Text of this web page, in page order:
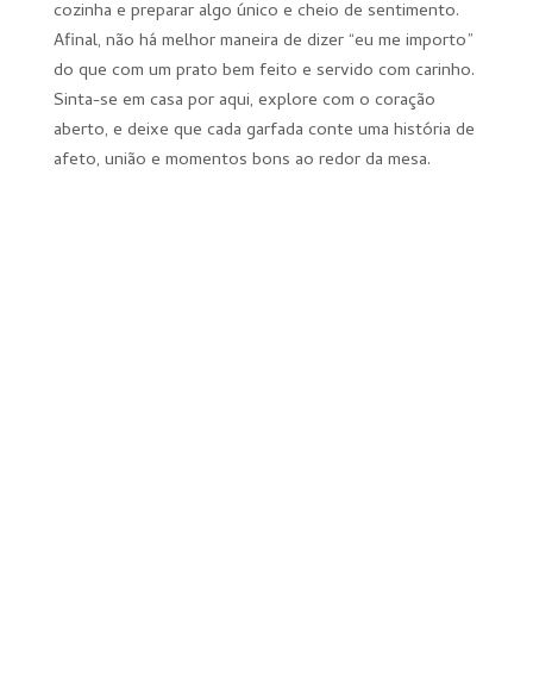
cozinha e preparar algo único e cheio de sentimento.
Afinal, não há melhor maneira de dizer “eu me importo”
do que com um prato bem feito e servido com carinho.
Sinta-se em casa por aqui, explore com o coração
aberto, e deixe que cada garfada conte uma história de
afeto, união e momentos bons ao redor da mesa.